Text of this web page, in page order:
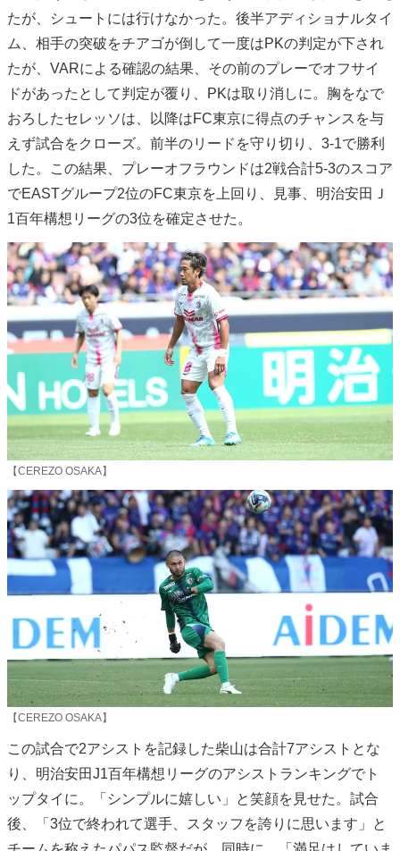
たが、シュートには行けなかった。後半アディショナルタイ
ム、相手の突破をチアゴが倒して一度はPKの判定が下され
たが、VARによる確認の結果、その前のプレーでオフサイ
ドがあったとして判定が覆り、PKは取り消しに。胸をなで
おろしたセレッソは、以降はFC東京に得点のチャンスを与
えず試合をクローズ。前半のリードを守り切り、3-1で勝利
した。この結果、プレーオフラウンドは2戦合計5-3のスコア
でEASTグループ2位のFC東京を上回り、見事、明治安田Ｊ
1百年構想リーグの3位を確定させた。
【CEREZO OSAKA】
【CEREZO OSAKA】
この試合で2アシストを記録した柴山は合計7アシストとな
り、明治安田J1百年構想リーグのアシストランキングでト
ップタイに。「シンプルに嬉しい」と笑顔を見せた。試合
後、「3位で終われて選手、スタッフを誇りに思います」と